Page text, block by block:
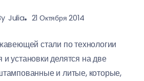
Julia 21 Октября 2014
стали по технологии
и установки делятся на две
и литые, которые,